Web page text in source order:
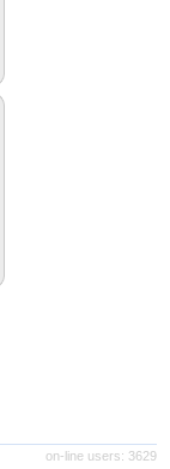
on-line users: 3629